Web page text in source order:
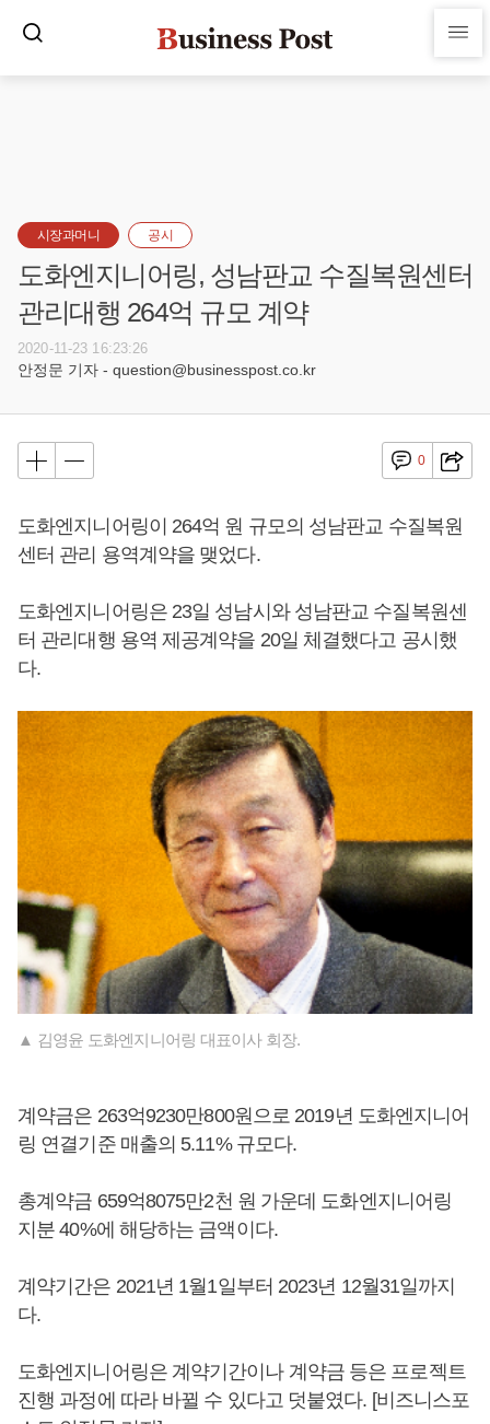
시장과머니 공시
도화엔지니어링, 성남판교 수질복원센터
관리대행 264억 규모 계약
2020-11-23 16:23:26
안정문 기자 - question@businesspost.co.kr
0
도화엔지니어링이 264억 원 규모의 성남판교 수질복원
센터 관리 용역계약을 맺었다.
도화엔지니어링은 23일 성남시와 성남판교 수질복원센
터 관리대행 용역 제공계약을 20일 체결했다고 공시했
다.
▲ 김영윤 도화엔지니어링 대표이사 회장.
계약금은 263억9230만800원으로 2019년 도화엔지니어
링 연결기준 매출의 5.11% 규모다.
총계약금 659억8075만2천 원 가운데 도화엔지니어링
지분 40%에 해당하는 금액이다.
계약기간은 2021년 1월1일부터 2023년 12월31일까지
다.
도화엔지니어링은 계약기간이나 계약금 등은 프로젝트
진행 과정에 따라 바뀔 수 있다고 덧붙였다. [비즈니스포